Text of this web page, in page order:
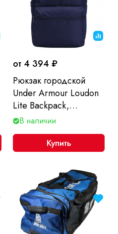
от 4 394 ₽
Рюкзак городской
Under Armour Loudon
Lite Backpack,
42*28*13 см.
В наличии
Купить